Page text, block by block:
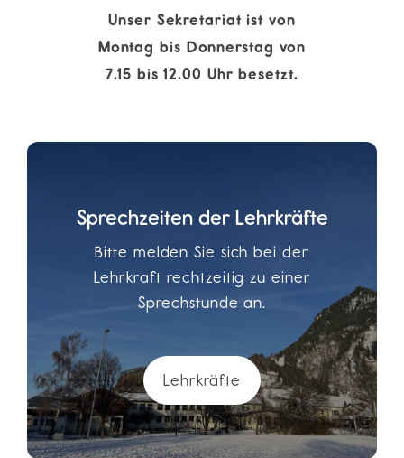
Unser Sekretariat ist von
Montag bis Donnerstag von
7.15 bis 12.00 Uhr besetzt.
Sprechzeiten der Lehrkräfte
Bitte melden Sie sich bei der
Lehrkraft rechtzeitig zu einer
Sprechstunde an.
Lehrkräfte